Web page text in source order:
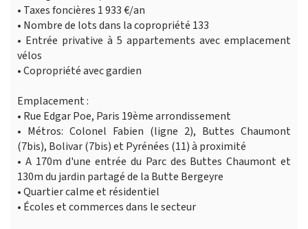
• Taxes foncières 1 933 €/an
• Nombre de lots dans la copropriété 133
• Entrée privative à 5 appartements avec emplacement
vélos
• Copropriété avec gardien
Emplacement :
• Rue Edgar Poe, Paris 19ème arrondissement
• Métros: Colonel Fabien (ligne 2), Buttes Chaumont
(7bis), Bolivar (7bis) et Pyrénées (11) à proximité
• A 170m d'une entrée du Parc des Buttes Chaumont et
130m du jardin partagé de la Butte Bergeyre
• Quartier calme et résidentiel
• Écoles et commerces dans le secteur